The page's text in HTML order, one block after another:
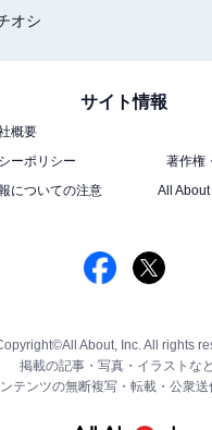
オシ
サイト情報
概要
ーポリシー
著作権
についての注意
All
About, Inc. All rights
掲載の記事・写真・イラストなど
テンツの無断複写・転載・公衆送